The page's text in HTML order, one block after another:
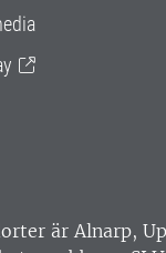
är Alnarp,